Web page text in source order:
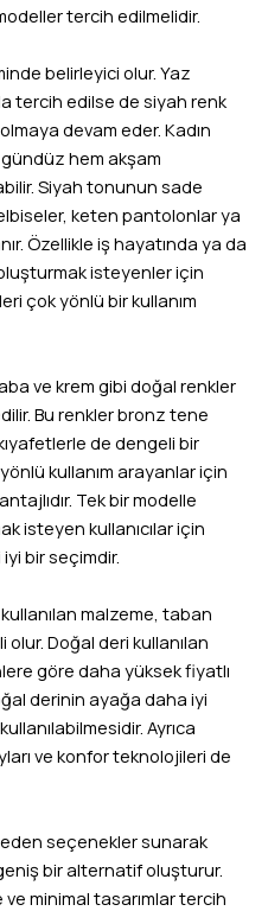
tercih edilmelidir.
belirleyici olur. Yaz
tercih edilse de siyah renk
devam eder. Kadın
hem akşam
Siyah tonunun sade
keten pantolonlar ya
Özellikle iş hayatında ya da
isteyenler için
çok yönlü bir kullanım
ve krem gibi doğal renkler
Bu renkler bronz tene
de dengeli bir
kullanım arayanlar için
Tek bir modelle
isteyen kullanıcılar için
bir seçimdir.
malzeme, taban
olur. Doğal deri kullanılan
göre daha yüksek fiyatlı
derinin ayağa daha iyi
Ayrıca
ve konfor teknolojileri de
seçenekler sunarak
bir alternatif oluşturur.
minimal tasarımlar tercih